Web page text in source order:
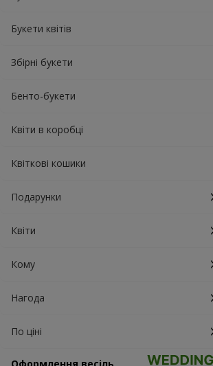
Букети квітів
Збірні букети
Бенто-букети
Квіти в коробці
Квіткові кошики
Подарунки
Квіти
Кому
Нагода
По ціні